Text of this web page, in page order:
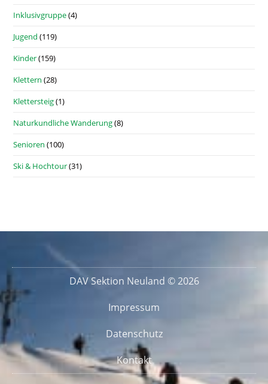
Inklusivgruppe(4)
Jugend (119)
Kinder(159)
Klettern (28)
Klettersteig(1)
Naturkundliche Wanderung(8)
Senioren (100)
Ski & Hochtour(31)
DAV Sektion Neuland © 2026
Impressum
Datenschutz
Kontakt